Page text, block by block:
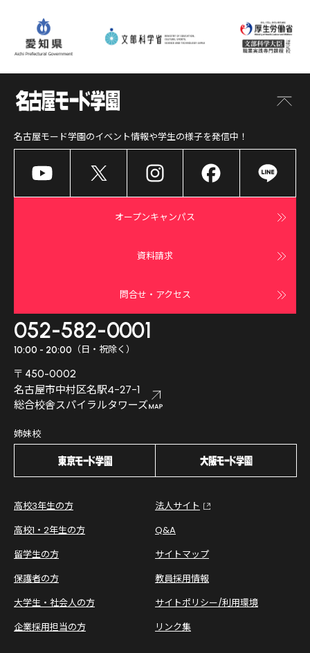
名古屋モード学園のイベント情報や学生の様子を発信中！
オープンキャンパス
資料請求
問合せ・アクセス
052-582-0001
10:00 - 20:00 （日・祝除く）
〒450-0002
名古屋市中村区名駅4-27-1
総合校舎スパイラルタワーズ
姉妹校
高校3年生の方
高校1・2年生の方
留学生の方
保護者の方
大学生・社会人の方
企業採用担当の方
法人サイト
Q&A
サイトマップ
教員採用情報
サイトポリシー/利用環境
リンク集